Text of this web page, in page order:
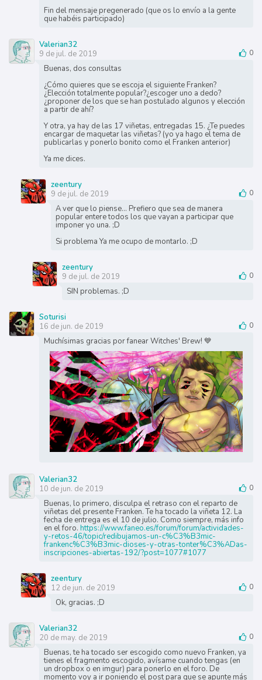
Fin del mensaje pregenerado (que os lo envío a la gente
que habéis participado)
Valerian32
9 de jul. de 2019
0
Buenas, dos consultas
¿Cómo quieres que se escoja el siguiente Franken?
¿Elección totalmente popular?¿escoger uno a dedo?
¿proponer de los que se han postulado algunos y elección
a partir de ahí?
Y otra, ya hay de las 17 viñetas, entregadas 15. ¿Te puedes
encargar de maquetar las viñetas? (yo ya hago el tema de
publicarlas y ponerlo bonito como el Franken anterior)
Ya me dices.
zeentury
9 de jul. de 2019
0
A ver que lo piense... Prefiero que sea de manera
popular entere todos los que vayan a participar que
imponer yo una. ;D
Si problema Ya me ocupo de montarlo. ;D
zeentury
9 de jul. de 2019
0
SIN problemas. ;D
Soturisi
16 de jun. de 2019
0
Muchísimas gracias por fanear Witches' Brew! 💙
Valerian32
10 de jun. de 2019
0
Buenas, lo primero, disculpa el retraso con el reparto de
viñetas del presente Franken. Te ha tocado la viñeta 12. La
fecha de entrega es el 10 de julio. Como siempre, más info
en el foro. https://www.faneo.es/forum/forum/actividades-
y-retos-46/topic/redibujamos-un-c%C3%B3mic-
frankenc%C3%B3mic-dioses-y-otras-tonter%C3%ADas-
inscripciones-abiertas-192/?post=1077#1077
zeentury
12 de jun. de 2019
0
Ok, gracias. ;D
Valerian32
20 de may. de 2019
0
Buenas, te ha tocado ser escogido como nuevo Franken, ya
tienes el fragmento escogido, avísame cuando tengas (en
un dropbox o en imgur) para ponerlo en el foro. De
momento voy a ir poniendo el post para que se apunte más